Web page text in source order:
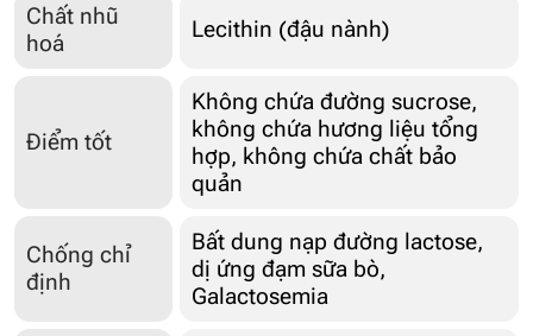
Chất nhũ
hoá
Lecithin (đậu nành)
Điểm tốt
Không chứa đường sucrose,
không chứa hương liệu tổng
hợp, không chứa chất bảo
quản
Chống chỉ
định
Bất dung nạp đường lactose,
dị ứng đạm sữa bò,
Galactosemia